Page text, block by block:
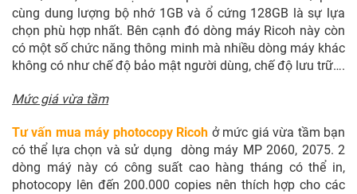
cùng dung lượng bộ nhớ 1GB và ổ cứng 128GB là sự lựa
chọn phù hợp nhất. Bên cạnh đó dòng máy Ricoh này còn
có một số chức năng thông minh mà nhiều dòng máy khác
không có như chế độ bảo mật người dùng, chế độ lưu trữ….
Mức giá vừa tầm
Tư vấn mua máy photocopy Ricoh ở mức giá vừa tầm bạn
có thể lựa chọn và sử dụng dòng máy MP 2060, 2075. 2
dòng máý này có công suất cao hàng tháng có thể in,
photocopy lên đến 200.000 copies nên thích hợp cho các